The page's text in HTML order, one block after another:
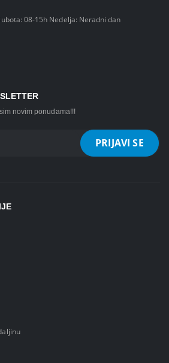
08-15h Nedelja: Neradni dan
novim ponudama!!!